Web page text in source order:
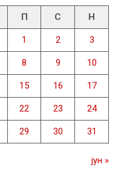
П С Н
1 2 3
8 9 10
15 16 17
22 23 24
29 30 31
јун »